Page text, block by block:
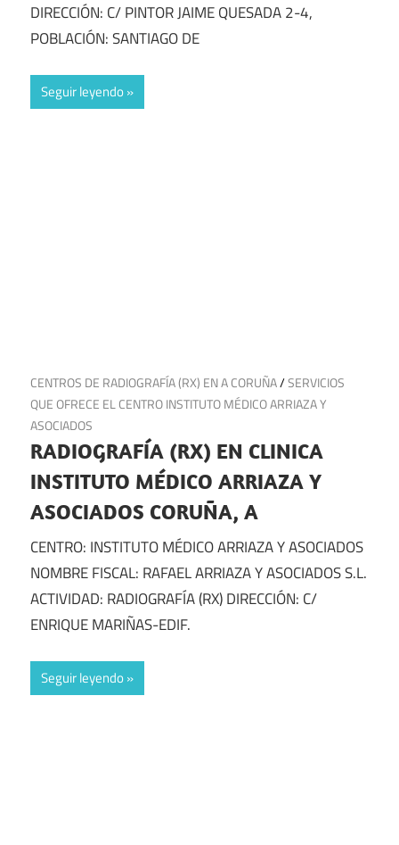
DIRECCIÓN: C/ PINTOR JAIME QUESADA 2-4,
POBLACIÓN: SANTIAGO DE
Seguir leyendo
18 de marzo de 2025
CENTROS DE RADIOGRAFÍA (RX) EN A CORUÑA/SERVICIOS
QUE OFRECE EL CENTRO INSTITUTO MÉDICO ARRIAZA Y
ASOCIADOS
RADIOGRAFÍA (RX) EN CLINICA
INSTITUTO MÉDICO ARRIAZA Y
ASOCIADOS CORUÑA, A
CENTRO: INSTITUTO MÉDICO ARRIAZA Y ASOCIADOS
NOMBRE FISCAL: RAFAEL ARRIAZA Y ASOCIADOS S.L.
ACTIVIDAD: RADIOGRAFÍA (RX) DIRECCIÓN: C/
ENRIQUE MARIÑAS-EDIF.
Seguir leyendo